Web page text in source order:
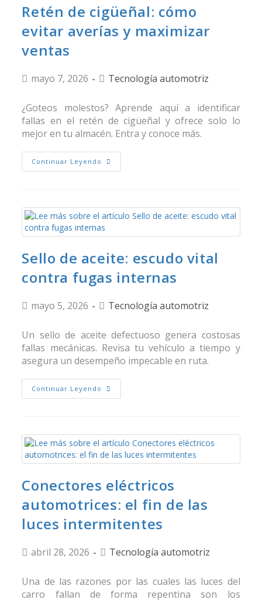
Retén de cigüeñal: cómo
evitar averías y maximizar
ventas
mayo 7, 2026 Tecnología automotriz
¿Goteos molestos? Aprende aquí a identificar
fallas en el retén de cigüeñal y ofrece solo lo
mejor en tu almacén. Entra y conoce más.
Continuar Leyendo
Sello de aceite: escudo vital
contra fugas internas
mayo 5, 2026 Tecnología automotriz
Un sello de aceite defectuoso genera costosas
fallas mecánicas. Revisa tu vehículo a tiempo y
asegura un desempeño impecable en ruta.
Continuar Leyendo
Conectores eléctricos
automotrices: el fin de las
luces intermitentes
abril 28, 2026 Tecnología automotriz
Una de las razones por las cuales las luces del
carro fallan de forma repentina son los